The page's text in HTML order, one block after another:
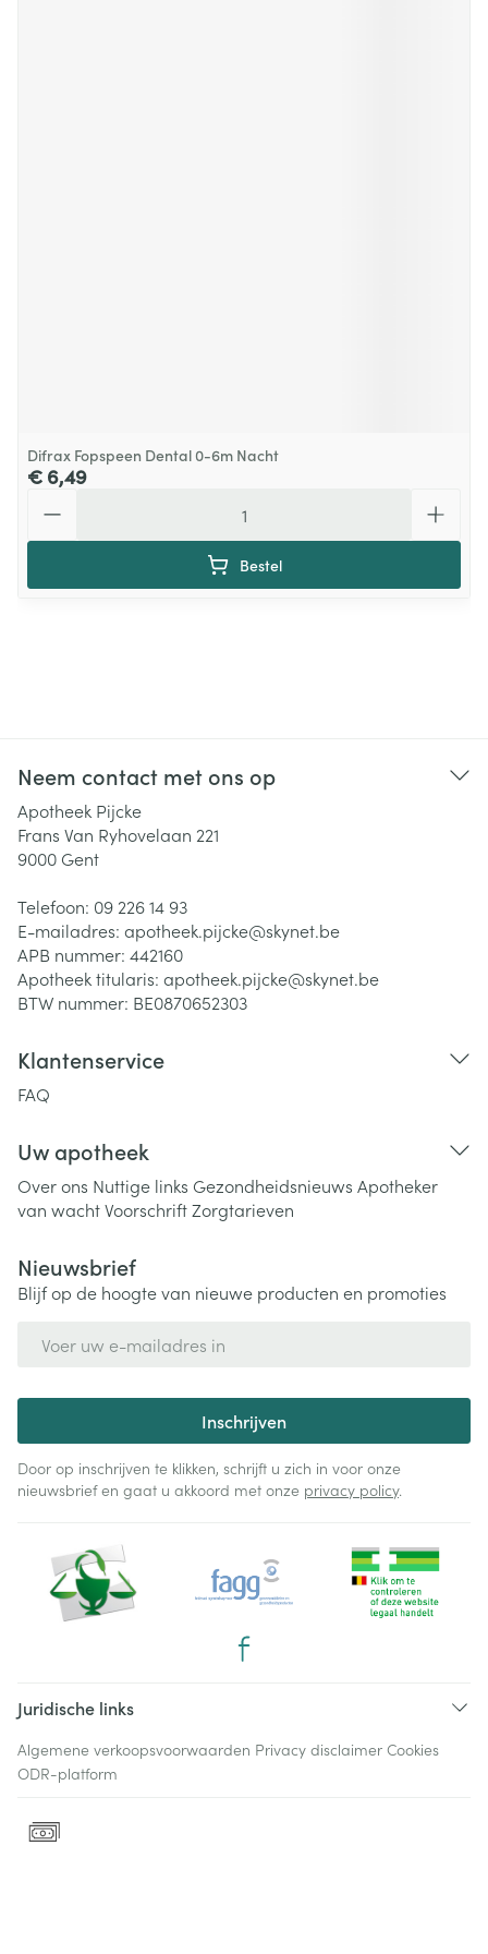
Difrax Fopspeen Dental 0-6m Nacht
€ 6,49
Bestel
Neem contact met ons op
Apotheek Pijcke
Frans Van Ryhovelaan 221
9000 Gent
Telefoon: 09 226 14 93
E-mailadres: apotheek.pijcke@skynet.be
APB nummer: 442160
Apotheek titularis: apotheek.pijcke@skynet.be
BTW nummer: BE0870652303
Klantenservice
FAQ
Uw apotheek
Over ons Nuttige links Gezondheidsnieuws Apotheker
van wachtVoorschriftZorgtarieven
Nieuwsbrief
Blijf op de hoogte van nieuwe producten en promoties
Inschrijven
Door op inschrijven te klikken, schrijft u zich in voor onze
nieuwsbrief en gaat u akkoord met onze privacy policy.
Juridische links
Algemene verkoopsvoorwaarden Privacy disclaimer Cookies
ODR-platform